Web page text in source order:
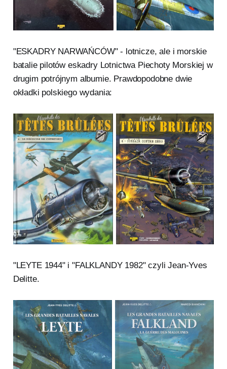
"ESKADRY NARWAŃCÓW" - lotnicze, ale i morskie
batalie pilotów eskadry Lotnictwa Piechoty Morskiej w
drugim potrójnym albumie. Prawdopodobne dwie
okładki polskiego wydania:
"LEYTE 1944" i "FALKLANDY 1982" czyli Jean-Yves
Delitte.